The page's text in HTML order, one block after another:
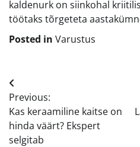
kaldenurk on siinkohal
töötaks tõrgeteta
Posted in Varustus
Navigeerimine
Previous:
Kas keraamiline kaitse on
hinda väärt? Ekspert
selgitab